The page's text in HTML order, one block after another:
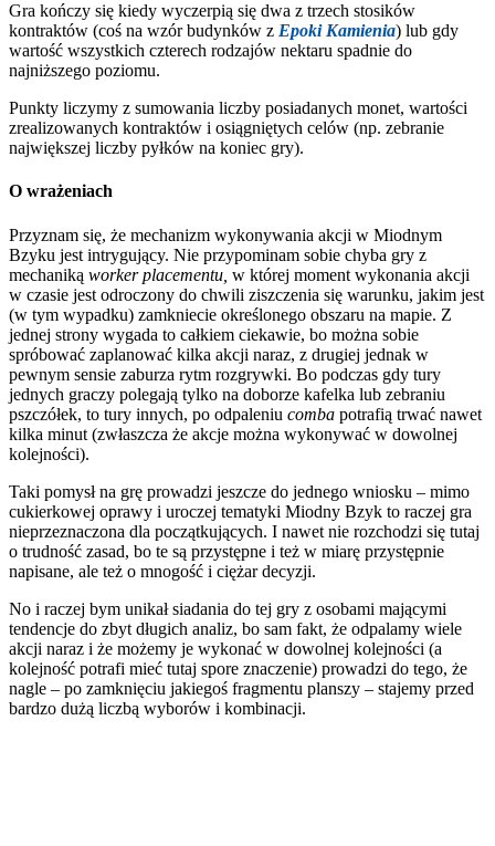
Gra kończy się kiedy wyczerpią się dwa z trzech stosików
kontraktów (coś na wzór budynków z Epoki Kamienia) lub gdy
wartość wszystkich czterech rodzajów nektaru spadnie do
najniższego poziomu.
Punkty liczymy z sumowania liczby posiadanych monet, wartości
zrealizowanych kontraktów i osiągniętych celów (np. zebranie
największej liczby pyłków na koniec gry).
O wrażeniach
Przyznam się, że mechanizm wykonywania akcji w Miodnym
Bzyku jest intrygujący. Nie przypominam sobie chyba gry z
mechaniką worker placementu, w której moment wykonania akcji
w czasie jest odroczony do chwili ziszczenia się warunku, jakim jest
(w tym wypadku) zamkniecie określonego obszaru na mapie. Z
jednej strony wygada to całkiem ciekawie, bo można sobie
spróbować zaplanować kilka akcji naraz, z drugiej jednak w
pewnym sensie zaburza rytm rozgrywki. Bo podczas gdy tury
jednych graczy polegają tylko na doborze kafelka lub zebraniu
pszczółek, to tury innych, po odpaleniu comba potrafią trwać nawet
kilka minut (zwłaszcza że akcje można wykonywać w dowolnej
kolejności).
Taki pomysł na grę prowadzi jeszcze do jednego wniosku – mimo
cukierkowej oprawy i uroczej tematyki Miodny Bzyk to raczej gra
nieprzeznaczona dla początkujących. I nawet nie rozchodzi się tutaj
o trudność zasad, bo te są przystępne i też w miarę przystępnie
napisane, ale też o mnogość i ciężar decyzji.
No i raczej bym unikał siadania do tej gry z osobami mającymi
tendencje do zbyt długich analiz, bo sam fakt, że odpalamy wiele
akcji naraz i że możemy je wykonać w dowolnej kolejności (a
kolejność potrafi mieć tutaj spore znaczenie) prowadzi do tego, że
nagle – po zamknięciu jakiegoś fragmentu planszy – stajemy przed
bardzo dużą liczbą wyborów i kombinacji.